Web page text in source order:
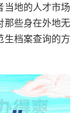
当地的人才市场
那些身在外地无
生档案查询的方